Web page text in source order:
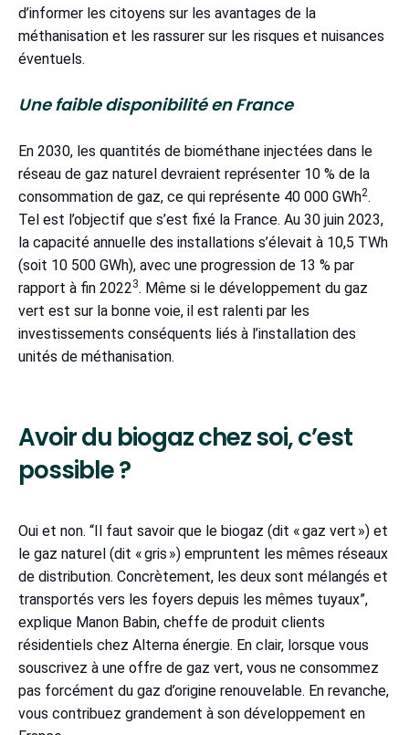
d’informer les citoyens sur les avantages de la
méthanisation et les rassurer sur les risques et nuisances
éventuels.
Une faible disponibilité en France
En 2030, les quantités de biométhane injectées dans le
réseau de gaz naturel devraient représenter 10 % de la
consommation de gaz, ce qui représente 40 000 GWh2.
Tel est l’objectif que s’est fixé la France. Au 30 juin 2023,
la capacité annuelle des installations s’élevait à 10,5 TWh
(soit 10 500 GWh), avec une progression de 13 % par
rapport à fin 20223. Même si le développement du gaz
vert est sur la bonne voie, il est ralenti par les
investissements conséquents liés à l’installation des
unités de méthanisation.
Avoir du biogaz chez soi, c’est
possible ?
Oui et non. “Il faut savoir que le biogaz (dit « gaz vert ») et
le gaz naturel (dit « gris ») empruntent les mêmes réseaux
de distribution. Concrètement, les deux sont mélangés et
transportés vers les foyers depuis les mêmes tuyaux”,
explique Manon Babin, cheffe de produit clients
résidentiels chez Alterna énergie. En clair, lorsque vous
souscrivez à une offre de gaz vert, vous ne consommez
pas forcément du gaz d’origine renouvelable. En revanche,
vous contribuez grandement à son développement en